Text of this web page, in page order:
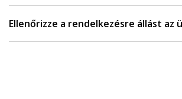
Ellenőrizze a rendelkezésre állást az